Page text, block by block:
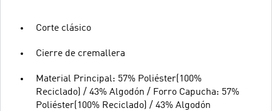
Corte clásico
Cierre de cremallera
Material Principal: 57% Poliéster(100%
Reciclado) / 43% Algodón / Forro Capucha: 57%
Poliéster(100% Reciclado) / 43% Algodón